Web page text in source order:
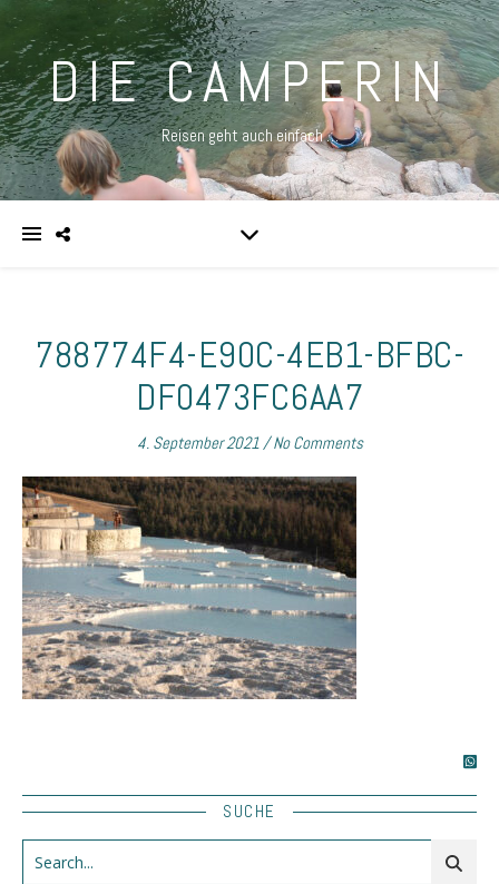
DIE CAMPERIN
Reisen geht auch einfach …
788774F4-E90C-4EB1-BFBC-
DF0473FC6AA7
4. September 2021/ No Comments
SUCHE